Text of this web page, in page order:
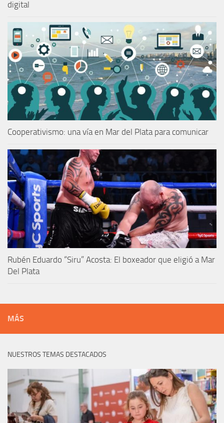
digital
Cooperativismo: una vía en Mar del Plata para comunicar
Rubén Eduardo “Siru” Acosta: El boxeador que eligió a Mar
Del Plata
MÁS
NUESTROS TEMAS DESTACADOS